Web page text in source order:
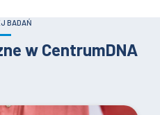
BADAŃ
w CentrumDNA